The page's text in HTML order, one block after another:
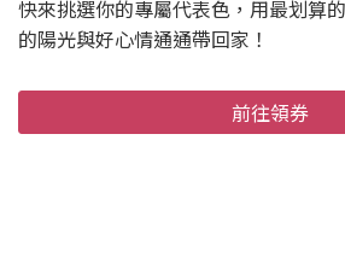
快來挑選你的專屬代表色，用最划算
的陽光與好心情通通帶回家！
前往領券